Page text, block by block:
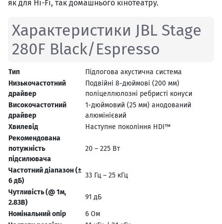
як для Hi-Fi, так домашнього кінотеатру.
Характеристики JBL Stage
280F Black/Espresso
Тип
Підлогова акустична система
Низькочастотний
драйвер
Подвійні 8-дюймові (200 мм)
поліцеллюлозні ребристі конуси
Високочастотний
драйвер
1-дюймовий (25 мм) анодований
алюмінієвий
Хвилевід
Наступне покоління HDI™
Рекомендована
потужність
підсилювача
20 – 225 Вт
Частотний діапазон (±
6 дБ)
33 Гц – 25 кГц
Чутливість (@ 1м,
2.83В)
91 дБ
Номінальний опір
6 Ом